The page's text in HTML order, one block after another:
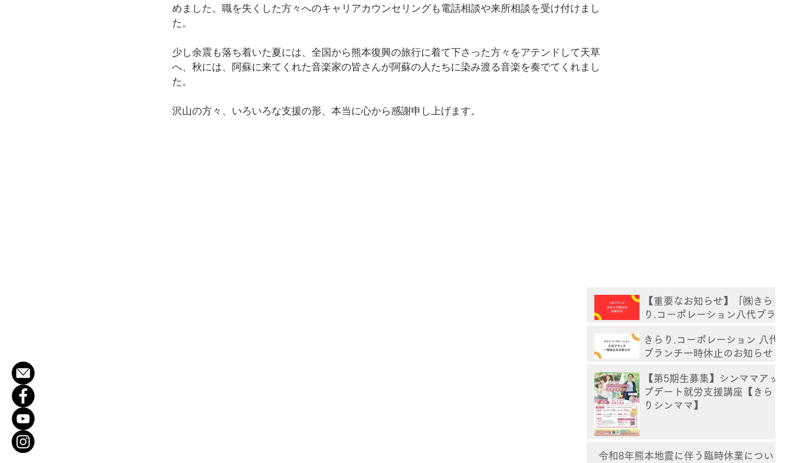
【重要なお知らせ】「㈱きら
り.コーポレーション八代ブラ
きらり.コーポレーション 八代
ブランチ一時休止のお知らせ
【第5期生募集】シンママアッ
プデート就労支援講座【きら
りシンママ】
令和8年熊本地震に伴う臨時休業につい
めました。職を失くした方々へのキャリアカウンセリングも電話相談や来所相談を受け付けまし
た。
少し余震も落ち着いた夏には、全国から熊本復興の旅行に着て下さった方々をアテンドして天草
へ、秋には、阿蘇に来てくれた音楽家の皆さんが阿蘇の人たちに染み渡る音楽を奏でてくれまし
た。
沢山の方々、いろいろな支援の形、本当に心から感謝申し上げます。